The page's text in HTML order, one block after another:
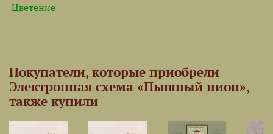
Цветение
Покупатели, которые приобрели
Электронная схема «Пышный пион»,
также купили